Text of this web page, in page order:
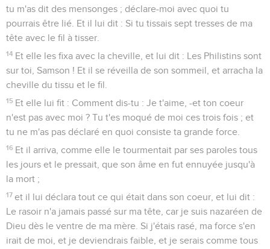
tu m'as dit des mensonges ; déclare-moi avec quoi tu
pourrais être lié. Et il lui dit : Si tu tissais sept tresses de ma
tête avec le fil à tisser.
14 Et elle les fixa avec la cheville, et lui dit : Les Philistins sont
sur toi, Samson ! Et il se réveilla de son sommeil, et arracha la
cheville du tissu et le fil.
15 Et elle lui fit : Comment dis-tu : Je t'aime, -et ton coeur
n'est pas avec moi ? Tu t'es moqué de moi ces trois fois ; et
tu ne m'as pas déclaré en quoi consiste ta grande force.
16 Et il arriva, comme elle le tourmentait par ses paroles tous
les jours et le pressait, que son âme en fut ennuyée jusqu'à
la mort ;
17 et il lui déclara tout ce qui était dans son coeur, et lui dit :
Le rasoir n'a jamais passé sur ma tête, car je suis nazaréen de
Dieu dès le ventre de ma mère. Si j'étais rasé, ma force s'en
irait de moi, et je deviendrais faible, et je serais comme tous